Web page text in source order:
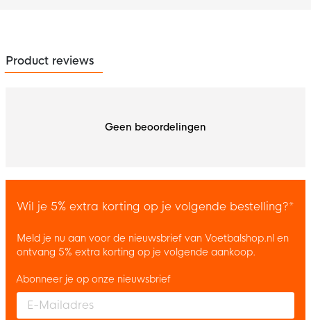
Product reviews
Geen beoordelingen
Wil je 5% extra korting op je volgende bestelling?*
Meld je nu aan voor de nieuwsbrief van Voetbalshop.nl en
ontvang 5% extra korting op je volgende aankoop.
Enter your email and accept the privacy policy to subscribe to
Abonneer je op onze nieuwsbrief